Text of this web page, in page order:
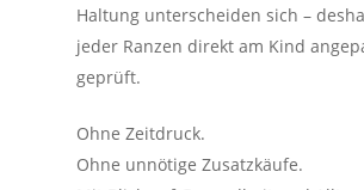
Haltung unterscheiden sich –
jeder Ranzen direkt am Kind
geprüft.
Ohne Zeitdruck.
Ohne unnötige Zusatzkäufe.